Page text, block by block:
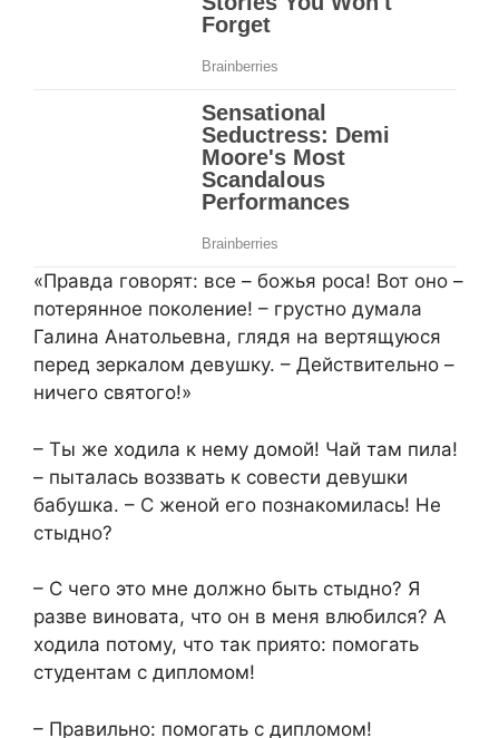
«Правда говорят: все – божья роса! Вот оно –
потерянное поколение! – грустно думала
Галина Анатольевна, глядя на вертящуюся
перед зеркалом девушку. – Действительно –
ничего святого!»
– Ты же ходила к нему домой! Чай там пила!
– пыталась воззвать к совести девушки
бабушка. – С женой его познакомилась! Не
стыдно?
– С чего это мне должно быть стыдно? Я
разве виновата, что он в меня влюбился? А
ходила потому, что так приято: помогать
студентам с дипломом!
– Правильно: помогать с дипломом!